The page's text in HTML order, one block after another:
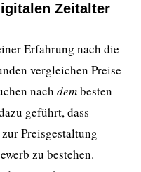
Zeitalter
Erfahrung nach die
vergleichen Preise
nach dembesten
geführt, dass
Preisgestaltung
zu bestehen.